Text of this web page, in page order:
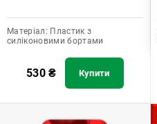
Матеріал: Пластик з
силіконовими бортами
530₴ Купити